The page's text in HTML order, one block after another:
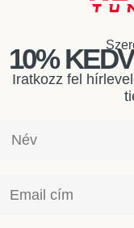
10%
Iratkozz fel